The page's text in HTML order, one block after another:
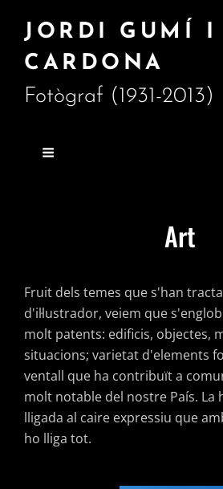
JORDI GUMÍ I
CARDONA
Fotògraf (1931-2013)
Art
Fruit dels temes que s'han
d'il·lustrador, veiem que
molt patents: edificis, objectes,
situacions; varietat d'elements
ventall que ha contribuït a
molt notable del nostre País. La
lligada al caire expressiu que
ho lliga tot.